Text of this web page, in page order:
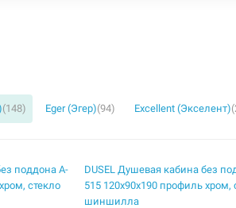
(148) Eger (Эгер)(94) Excellent (Экселент)
поддона A-
стекло
DUSEL Душевая кабина без
515 120x90x190 профиль хром,
шиншилла